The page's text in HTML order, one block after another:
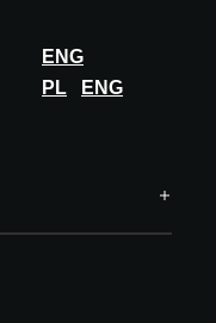
ENG
PL ENG
Twee oppervlaktes,